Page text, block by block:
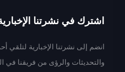
اشترك في نشرتنا
انضم إلى نشرتنا الإخبارية لتلقي
والتحديثات والرؤى من فريقنا في